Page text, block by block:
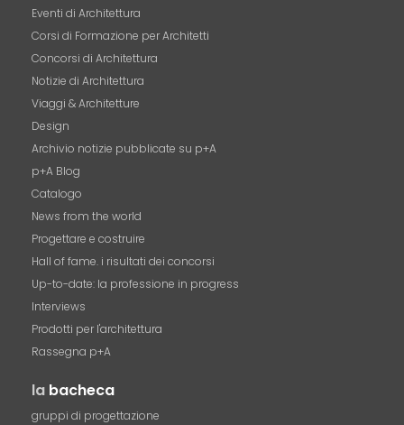
Eventi di Architettura
Corsi di Formazione per Architetti
Concorsi di Architettura
Notizie di Architettura
Viaggi & Architetture
Design
Archivio notizie pubblicate su p+A
p+A Blog
Catalogo
News from the world
Progettare e costruire
Hall of fame. i risultati dei concorsi
Up-to-date: la professione in progress
Interviews
Prodotti per l'architettura
Rassegna p+A
la bacheca
gruppi di progettazione